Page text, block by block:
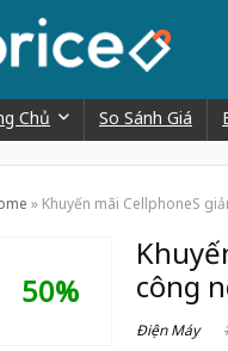
Chủ So Sánh Giá
» Khuyến mãi CellphoneS
50%
công
Điện Máy